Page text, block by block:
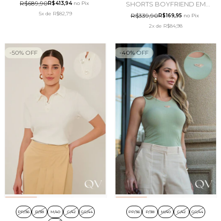
R$689,90R$413,94 no Pix
5xde R$82,79
SHORTS BOYFRIEND EM
JEANS ESCURO - DOCE
TRAMA
R$339,90R$169,95 no Pix
2xde R$84,98
PP/36 P/38 M/40 G/42 GG/44
-50% OFF
PP/36 P/38 M/40 G/42 GG/44
-40%OFF